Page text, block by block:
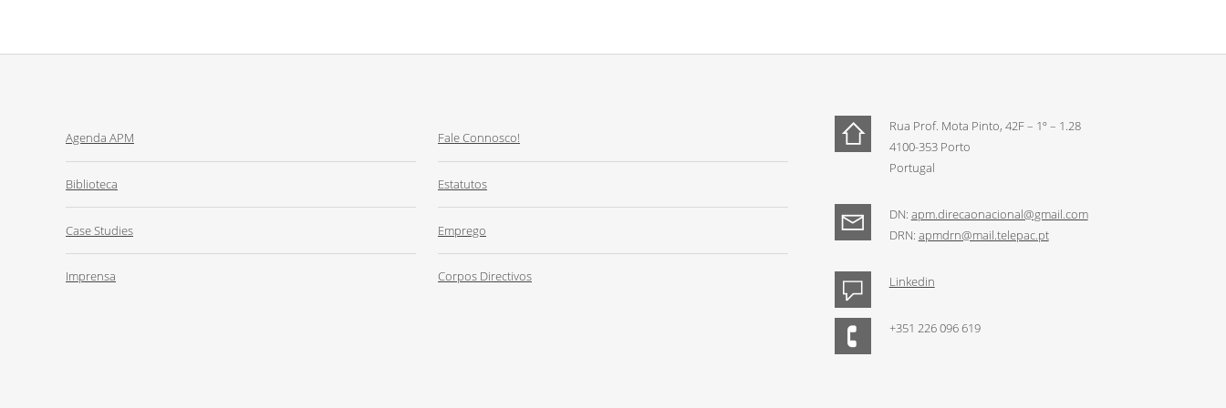
Agenda APM
Biblioteca
Case Studies
Imprensa
Fale Connosco!
Estatutos
Emprego
Corpos Directivos
Rua Prof. Mota Pinto, 42F – 1º – 1.28
4100-353 Porto
Portugal
DN: apm.direcaonacional@gmail.com
DRN: apmdrn@mail.telepac.pt
Linkedin
+351 226 096 619